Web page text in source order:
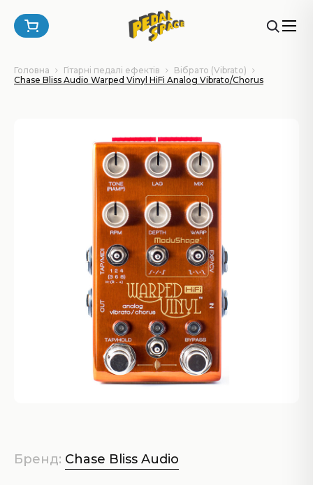
Головна Гітарні педалі ефектів
Вібрато (Vibrato)
Chase Bliss Audio Warped Vinyl HiFi Analog Vibrato/Chorus
Бренд: Chase Bliss Audio